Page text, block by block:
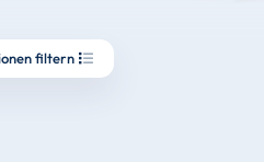
filtern